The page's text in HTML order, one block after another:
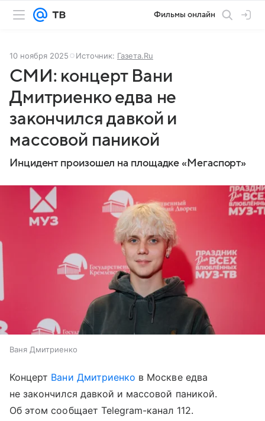
Фильмы онлайн
10 ноября 2025 Источник: Газета.Ru
СМИ: концерт Вани
Дмитриенко едва не
закончился давкой и
массовой паникой
Инцидент произошел на площадке «Мегаспорт»
Ваня Дмитриенко
Концерт Вани Дмитриенко в Москве едва
не закончился давкой и массовой паникой.
Об этом сообщает Telegram-канал 112.